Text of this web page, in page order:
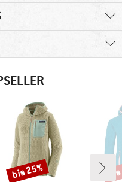
Rabatt
bis 25%